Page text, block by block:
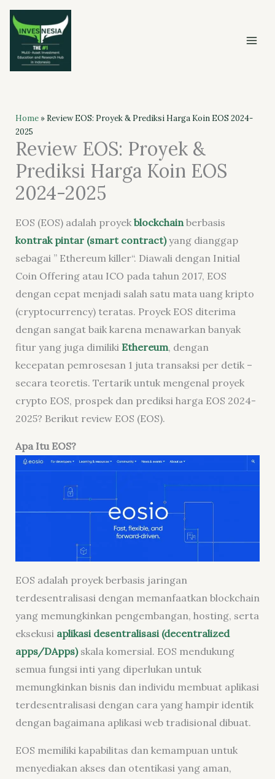
Skip
content
Home» Review EOS: Proyek & Prediksi Harga Koin EOS 2024-
2025
Review EOS: Proyek &
Prediksi Harga Koin EOS
2024-2025
EOS (EOS) adalah proyek blockchainberbasis
kontrak pintar (smart contract)yang dianggap
sebagai ” Ethereum killer“. Diawali dengan Initial
Coin Offeringatau ICO pada tahun 2017, EOS
dengan cepat menjadi salah satu mata uang kripto
(cryptocurrency) teratas. Proyek EOS diterima
dengan sangat baik karena menawarkan banyak
fitur yang juga dimiliki Ethereum, dengan
kecepatan pemrosesan 1 juta transaksi per detik –
secara teoretis. Tertarik untuk mengenal proyek
crypto EOS, prospek dan prediksi harga EOS 2024-
2025? Berikut reviewEOS (EOS).
Apa Itu EOS?
EOS adalah proyek berbasis jaringan
terdesentralisasi dengan memanfaatkan blockchain
yang memungkinkan pengembangan, hosting, serta
eksekusi aplikasi desentralisasi (decentralized
apps/DApps)skala komersial. EOS mendukung
semua fungsi inti yang diperlukan untuk
memungkinkan bisnis dan individu membuat aplikasi
terdesentralisasi dengan cara yang hampir identik
dengan bagaimana aplikasi web tradisional dibuat.
EOS memiliki kapabilitas dan kemampuan untuk
menyediakan akses dan otentikasi yang aman,